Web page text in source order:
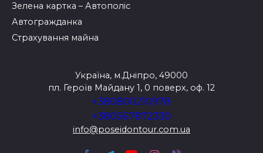
Зелена картка – Автополіс
Автогражданка
Страхування майна
Україна, м.Дніпро, 49000
пл. Героїв Майдану 1, 0 поверх, оф. 12
+380800210978
+380567872330
info@poseidontour.com.ua